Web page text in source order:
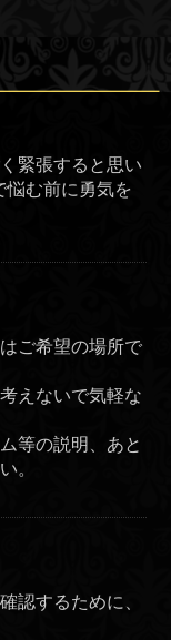
緊張すると思い
悩む前に勇気を
ご希望の場所で
えないで気軽な
等の説明、あと
。
認するために、